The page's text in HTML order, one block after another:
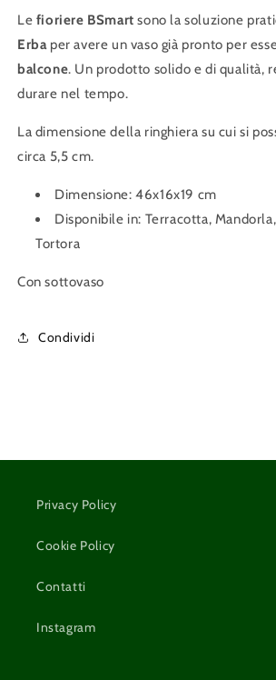
Le fioriere BSmartsono la soluzione
Erbaper avere un vaso già pronto per
balcone. Un prodotto solido e di qualità,
durare nel tempo.
La dimensione della ringhiera su cui si
circa 5,5 cm.
Dimensione: 46x16x19 cm
Disponibile in: Terracotta,
Tortora
Con sottovaso
Condividi
Privacy Policy
Cookie Policy
Contatti
Instagram